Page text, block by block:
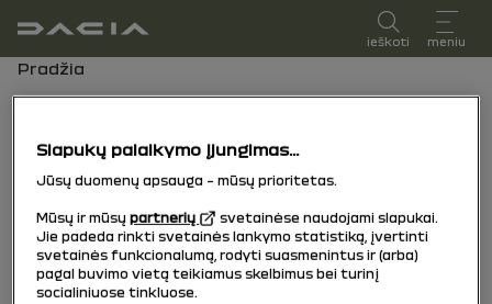
vartotojo vadovas
ieškoti meniu
Naršymo kelias
Pradžia
numeris
Savo transporto priemonę galite ieškoti pagal
valstybinį numerį šiose šalyse:
• Prancūzija
Slapukų palaikymo įjungimas...
Jūsų duomenų apsauga – mūsų prioritetas.
Mūsų ir mūsųpartnerių
svetainėse naudojami slapukai.
Jie padeda rinkti svetainės lankymo statistiką, įvertinti
svetainės funkcionalumą, rodyti suasmenintus ir (arba)
pagal buvimo vietą teikiamus skelbimus bei turinį
socialiniuose tinkluose.